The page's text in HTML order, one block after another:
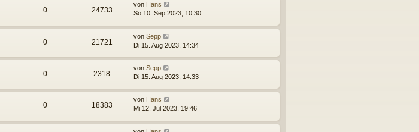
0 24733
von Hans
So 10. Sep 2023, 10:30
0 21721
von Sepp
Di 15. Aug 2023, 14:34
0 2318
von Sepp
Di 15. Aug 2023, 14:33
0 18383
von Hans
Mi 12. Jul 2023, 19:46